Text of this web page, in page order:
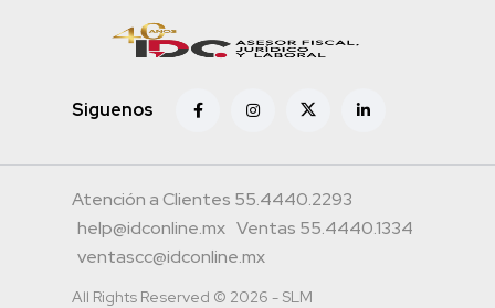
Siguenos
Atención a Clientes 55.4440.2293
help@idconline.mx Ventas 55.4440.1334
ventascc@idconline.mx
All Rights Reserved © 2026 - SLM